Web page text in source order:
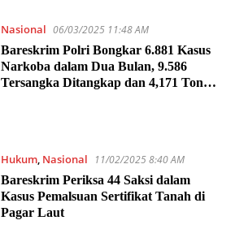
Nasional 06/03/2025 11:48 AM
Bareskrim Polri Bongkar 6.881 Kasus
Narkoba dalam Dua Bulan, 9.586
Tersangka Ditangkap dan 4,171 Ton
Hukum, Nasional
11/02/2025 8:40 AM
Bareskrim Periksa 44 Saksi dalam
Kasus Pemalsuan Sertifikat Tanah di
Pagar Laut